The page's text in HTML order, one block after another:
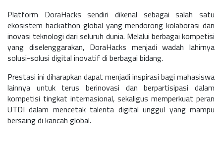
Platform DoraHacks sendiri dikenal sebagai salah satu
ekosistem hackathon global yang mendorong kolaborasi dan
inovasi teknologi dari seluruh dunia. Melalui berbagai kompetisi
yang diselenggarakan, DoraHacks menjadi wadah lahirnya
solusi-solusi digital inovatif di berbagai bidang.
Prestasi ini diharapkan dapat menjadi inspirasi bagi mahasiswa
lainnya untuk terus berinovasi dan berpartisipasi dalam
kompetisi tingkat internasional, sekaligus memperkuat peran
UTDI dalam mencetak talenta digital unggul yang mampu
bersaing di kancah global.